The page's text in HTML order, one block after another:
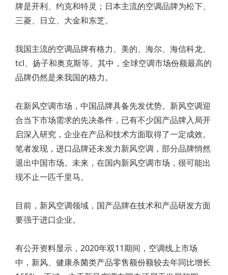
牌是开利、约克和特灵；日本主流的空调品牌为松下、
三菱、日立、大金和东芝。
我国主流的空调品牌有格力、美的、海尔、海信科龙、
tcl、扬子和奥克斯等。其中，全球空调市场份额最高的
品牌仍然是来我国的格力。
在新风空调市场，中国品牌具备先发优势。新风空调迎
合当下市场需求的先决条件，已有不少国产品牌入局开
启深入研究，企业在产品和技术方面取得了一定成效。
笔者发现，进口品牌还未发力新风空调，部分品牌悄然
退出中国市场。未来，在国内新风空调市场，很可能出
现不止一匹千里马。
目前，新风空调领域，国产品牌在技术和产品研发方面
要强于进口企业。
有公开资料显示，2020年双11期间，空调线上市场
中，新风、健康杀菌类产品零售额份额较去年同比增长